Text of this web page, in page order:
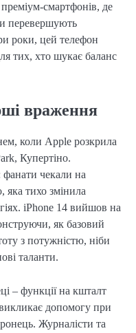
смартфонів, де
перевершують
роки, цей телефон
тих, хто шукає баланс
враження
коли Apple розкрила
Купертіно.
фанати чекали на
тихо змінила
iPhone 14 вийшов на
як базовий
з потужністю, ніби
таланти.
– функції на кшталт
допомогу при
Журналісти та